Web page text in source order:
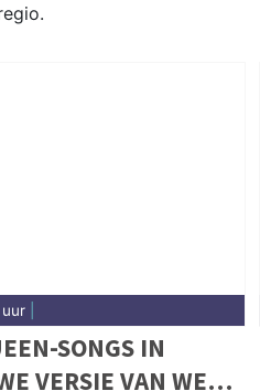
evenementen tot
SONGS IN
VERSIE VAN WE